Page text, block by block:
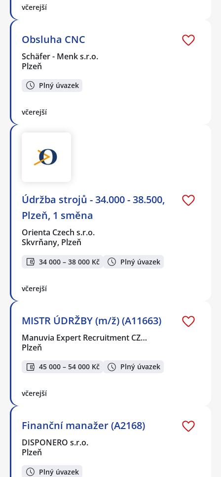
včerejší
Obsluha CNC
Schäfer - Menk s.r.o.
Plzeň
Plný úvazek
včerejší
Údržba strojů - 34.000 - 38.500,
Plzeň, 1 směna
Orienta Czech s.r.o.
Skvrňany, Plzeň
34 000 – 38 000 Kč Plný úvazek
včerejší
MISTR ÚDRŽBY (m/ž) (A11663)
Manuvia Expert Recruitment CZ…
Plzeň
45 000 – 54 000 Kč Plný úvazek
včerejší
Finanční manažer (A2168)
DISPONERO s.r.o.
Plzeň
Plný úvazek